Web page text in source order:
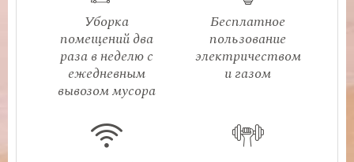
Уборка
помещений два
раза в неделю с
ежедневным
вывозом мусора
Бесплатное
пользование
электричеством
и газом